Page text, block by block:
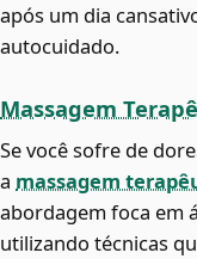
após um dia
autocuidado.
Massagem
Se você sofre de
a massagem
abordagem foca em
utilizando técnicas